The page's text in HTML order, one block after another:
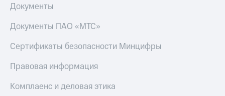
Документы
Документы ПАО «МТС»
Сертификаты безопасности Минцифры
Правовая информация
Комплаенс и деловая этика